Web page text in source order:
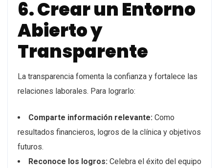
6. Crear un Entorno
Abierto y
Transparente
La transparencia fomenta la confianza y fortalece las
relaciones laborales. Para lograrlo:
Comparte información relevante: Como
resultados financieros, logros de la clínica y objetivos
futuros.
Reconoce los logros: Celebra el éxito del equipo